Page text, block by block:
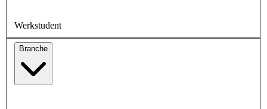
Werkstudent
Branche